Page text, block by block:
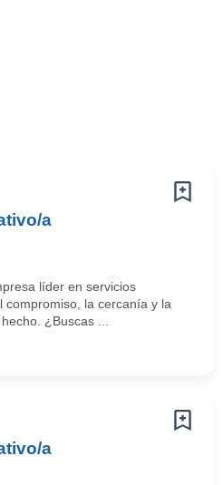
a
líder en servicios
compromiso, la cercanía y la
¿Buscas ...
a